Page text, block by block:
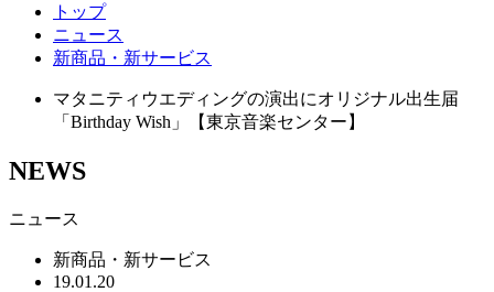
トップ
ニュース
新商品・新サービス
マタニティウエディングの演出にオリジナル出生届
「Birthday Wish」【東京音楽センター】
NEWS
ニュース
新商品・新サービス
19.01.20